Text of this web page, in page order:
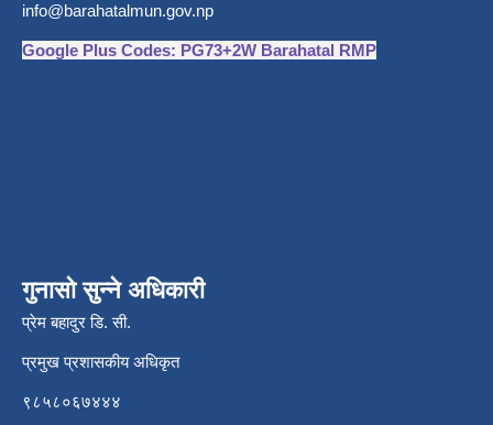
info@barahatalmun.gov.np
Google Plus Codes: PG73+2W Barahatal RMP
गुनासो सुन्ने अधिकारी
प्रेम बहादुर डि. सी.
प्रमुख प्रशासकीय अधिकृत
९८५८०६७४४४